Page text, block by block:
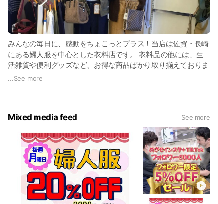
みんなの毎日に、感動をちょこっとプラス！当店は佐賀・長崎
にある婦人服を中心とした衣料店です。 衣料品の他には、生
活雑貨や便利グッズなど、お得な商品ばかり取り揃えておりま
す。 購入する度にポイントが貯まるメンバーズカードは入会
...See more
Mixed media feed See more